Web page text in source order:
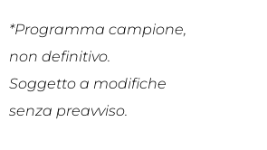
*Programma campione,
non definitivo.
Soggetto a modifiche
senza preavviso.